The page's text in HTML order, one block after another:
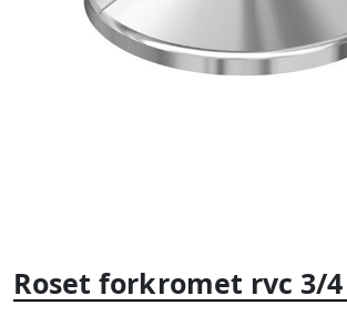
Roset forkromet rvc 3/4